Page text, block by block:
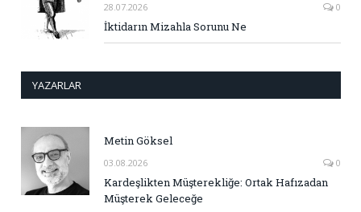
28.07.2026 0
İktidarın Mizahla Sorunu Ne
YAZARLAR
Metin Göksel
03.08.2026 0
Kardeşlikten Müşterekliğe: Ortak Hafızadan
Müşterek Geleceğe